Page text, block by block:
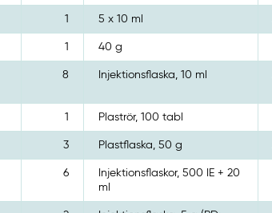
1 5 x 10 ml
1 40 g
8 Injektionsflaska, 10 ml
1 Plaströr, 100 tabl
3 Plastflaska, 50 g
6
Injektionsflaskor, 500 IE + 20
ml